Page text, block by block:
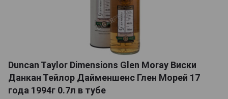
Duncan Taylor Dimensions Glen Moray Виски
Данкан Тейлор Дайменшенс Глен Морей 17
года 1994г 0.7л в тубе